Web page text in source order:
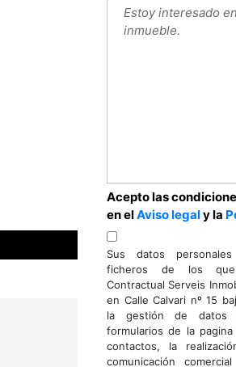
Acepto las
en elAviso legaly la
Sus datos
ficheros de los que
Contractual Serveis
en Calle Calvari nº 15
la gestión de datos
formularios de la
contactos, la
comunicación